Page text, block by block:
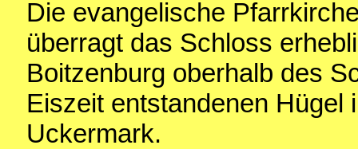
Die evangelische
überragt das Schloss
Boitzenburg oberhalb des
Eiszeit entstandenen Hügel
Uckermark.